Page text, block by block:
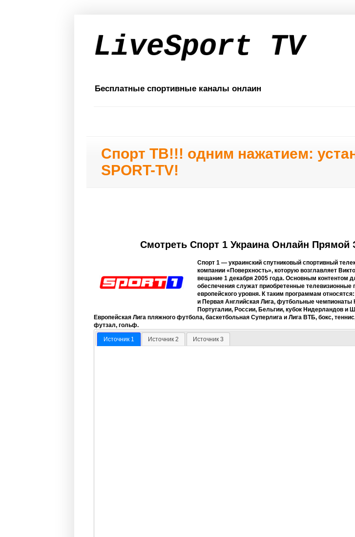
LiveSport TV
Бесплатные спортивные каналы онлаин
Спорт ТВ!!! одним нажатием:
SPORT-TV!
Смотреть Спорт 1 Украина Онлайн
Спорт 1 — украинский спутниковый спортивный
компании «Поверхность», которую возглавляет
вещание 1 декабря 2005 года. Основным контентом
обеспечения служат приобретенные телевизионные
европейского уровня. К таким программам
и Первая Английская Лига, футбольные чемпионаты
Португалии, России, Бельгии, кубок Нидерландов и
Европейская Лига пляжного футбола, баскетбольная Суперлига и Лига ВТБ, бокс,
футзал, гольф.
Источник 1 Источник 2 Источник 3